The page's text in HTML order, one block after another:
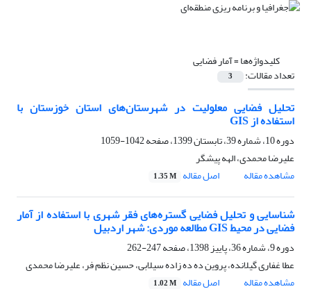
کلیدواژه‌ها =آمار فضایی
تعداد مقالات: 3
تحلیل فضایی معلولیت در شهرستان‌های استان خوزستان با
استفاده از ‏GIS
دوره 10، شماره 39، تابستان 1399، صفحه
1042-1059
علیرضا محمدی، الهه پیشگر
مشاهده مقاله
اصل مقاله 1.35 M
شناسایی و تحلیل فضایی گستره‌های فقر شهری با استفاده از آمار
فضایی در محیط GIS مطالعه موردی: شهر اردبیل
دوره 9، شماره 36، پاییز 1398، صفحه
247-262
عطا غفاری گیلانده، پروین ده ده زاده سیلابی، حسین نظم فر، علیرضا محمدی
مشاهده مقاله
اصل مقاله 1.02 M